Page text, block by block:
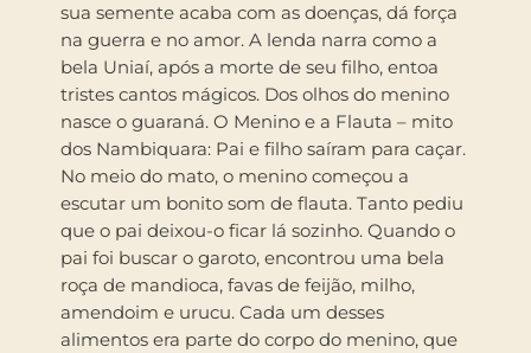
sua semente acaba com as doenças, dá força
na guerra e no amor. A lenda narra como a
bela Uniaí, após a morte de seu filho, entoa
tristes cantos mágicos. Dos olhos do menino
nasce o guaraná. O Menino e a Flauta – mito
dos Nambiquara: Pai e filho saíram para caçar.
No meio do mato, o menino começou a
escutar um bonito som de flauta. Tanto pediu
que o pai deixou-o ficar lá sozinho. Quando o
pai foi buscar o garoto, encontrou uma bela
roça de mandioca, favas de feijão, milho,
amendoim e urucu. Cada um desses
alimentos era parte do corpo do menino, que